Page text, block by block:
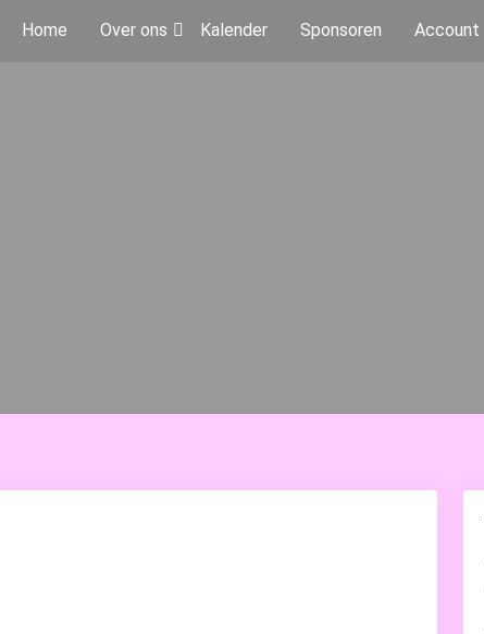
Home Over ons Kalender Sponsoren Account